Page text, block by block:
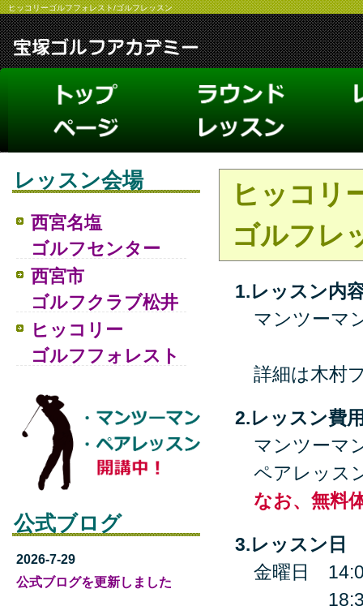
ヒッコリーゴルフフォレスト/ゴルフレッスン
ヒッコリ
ゴルフレ
1.レッスン内
マンツーマ
詳細は木村
2.レッスン費
マンツーマ
ペアレッス
なお、無料
3.レッスン日
金曜日
レッスン会場
西宮名塩
ゴルフセンター
西宮市
ゴルフクラブ松井
ヒッコリー
ゴルフフォレスト
公式ブログ
2026-7-29
公式ブログを更新しました